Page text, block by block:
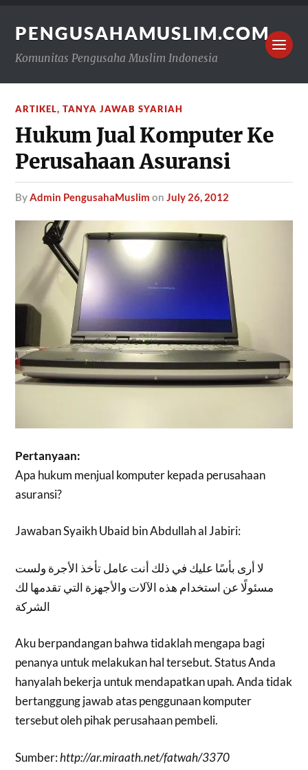
PENGUSAHAMUSLIM.COM
Komunitas Pengusaha Muslim Indonesia
ARTIKEL,TANYA JAWAB SYARIAH
Hukum Jual Komputer Ke
Perusahaan Asuransi
byAdmin PengusahaMuslim onJuly 26, 2012
Pertanyaan:
Apa hukum menjual komputer kepada perusahaan
asuransi?
Jawaban Syaikh Ubaid bin Abdullah al Jabiri:
لا أرى بأسًا عليك في ذلك أنت عامل تأخذ الأجرة ولست
مسئولًا عن استخدام هذه الآلات والأجهزة التي تقدمها لك
الشركة
Aku berpandangan bahwa tidaklah mengapa bagi
penanya untuk melakukan hal tersebut. Status Anda
hanyalah bekerja untuk mendapatkan upah. Anda tidak
bertanggung jawab atas penggunaan komputer
tersebut oleh pihak perusahaan pembeli.
Sumber:http://ar.miraath.net/fatwah/3370